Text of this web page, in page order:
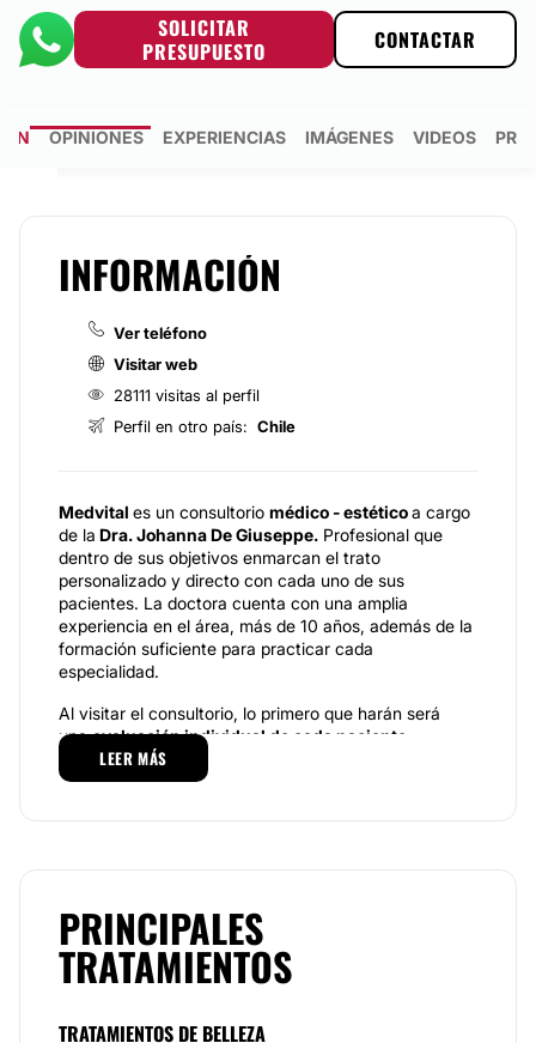
SOLICITAR
PRESUPUESTO
CONTACTAR
OPINIONES EXPERIENCIAS IMÁGENES VIDEOS
INFORMACIÓN
Ver teléfono
Visitar web
28111 visitas al perfil
Perfil en otro país: Chile
Medvital es un consultorio médico - estéticoa cargo
de la Dra.Johanna DeGiuseppe. Profesional que
dentro de sus objetivos enmarcan el trato
personalizado y directo con cada uno de sus
pacientes. La doctora cuenta con una amplia
experiencia en el área, más de 10 años, además de la
formación suficiente para practicar cada
especialidad.
Al visitar el consultorio, lo primero que harán será
unaevaluación individual de cada paciente,
estableciendo objetivos claros para llegar a los
resultados deseados. Para ello contamos con la más
En Medvital Estética y Salud se especializan en
Medicina estética y Medicina orthomolecular y
antienvejecimiento. Ofrecen tratamientos en las
siguientes especialidades: full face con: Rellenos de
Hidroxiapatita de calcio, Hilos tensores, tratamiento
LEER MÁS
PRINCIPALES
TRATAMIENTOS
TRATAMIENTOS DE BELLEZA